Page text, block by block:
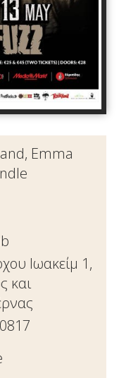
Emma
Ιωακείμ 1,
και